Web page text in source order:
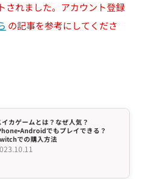
されました。アカウント登録
の記事を参考にしてくださ
イカゲームとは？なぜ人気？
でもプレイできる？
での購入方法